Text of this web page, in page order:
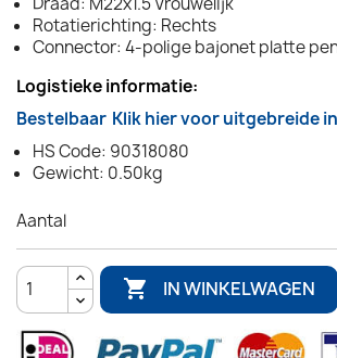
Rotatierichting: Rechts
Connector: 4-polige bajonet platte
Logistieke informatie:
Bestelbaar Klik hier voor uitgebreide
HS Code: 90318080
Gewicht: 0.50kg
Aantal
 IN WINKELWAGEN